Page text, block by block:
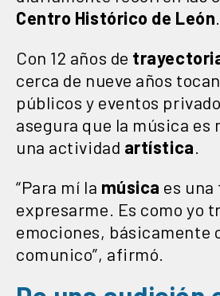
Centro Histórico de León
Con 12 años de
cerca de nueve años
públicos y eventos
asegura que la música es
una actividad artística
“Para mí la música es una
expresarme. Es como yo
emociones, básicamente
comunico”, afirmó.